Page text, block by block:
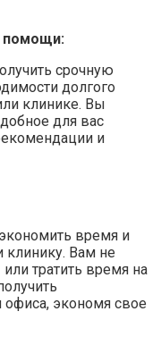
помощи:
срочную
долгого
клинике. Вы
для вас
и
время и
клинику. Вам не
тратить время на
офиса, экономя свое